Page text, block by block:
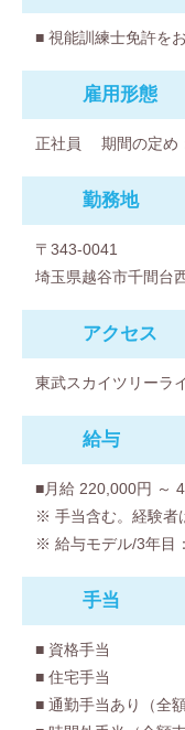
■ 視能訓練士免許を
雇⽤形態
正社員 期間の定め
勤務地
〒343-0041
埼玉県越谷市千間台
アクセス
東武スカイツリーラ
給与
■月給 220,000円 ～
※ 手当含む。経験者
※ 給与モデル/3年目
⼿当
■ 資格手当
■ 住宅手当
■ 通勤手当あり（全額